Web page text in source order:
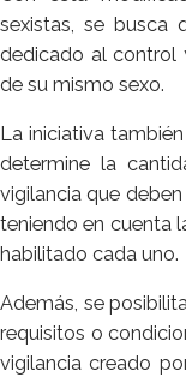
sexistas, se busca
dedicado al control
de su mismo sexo.
La iniciativa
determine la
vigilancia que
teniendo en cuenta
habilitado cada uno.
Además, se
requisitos o
vigilancia creado